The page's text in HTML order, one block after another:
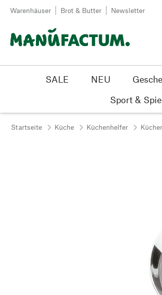
Zum Inhalt springen
Warenhäuser Brot & Butter Newsletter
SALE NEU
Sport &
Startseite Küche Küchenhelfer